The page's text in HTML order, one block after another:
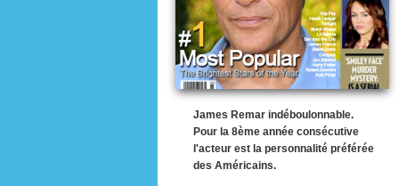
James Remar indéboulonnable.
Pour la 8ème année consécutive
l'acteur est la personnalité préférée
des Américains.